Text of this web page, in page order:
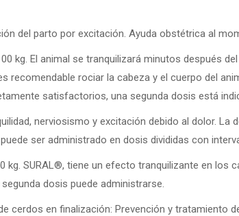
del parto por excitación. Ayuda obstétrica al
kg. El animal se tranquilizará minutos después
recomendable rociar la cabeza y el cuerpo del
satisfactorios, una segunda dosis está
nerviosismo y excitación debido al dolor. La
ser administrado en dosis divididas con
kg. SURAL®, tiene un efecto tranquilizante en los
dosis puede administrarse.
cerdos en finalización: Prevención y tratamiento